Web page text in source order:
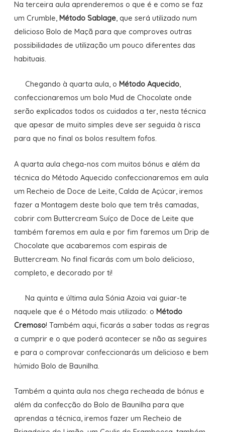
Na terceira aula aprenderemos o que é e como se faz
um Crumble, Método Sablage, que será utilizado num
delicioso Bolo de Maçã para que comproves outras
possibilidades de utilização um pouco diferentes das
habituais.
Chegando à quarta aula, o Método Aquecido,
confeccionaremos um bolo Mud de Chocolate onde
serão explicados todos os cuidados a ter, nesta técnica
que apesar de muito simples deve ser seguida à risca
para que no final os bolos resultem fofos.
A quarta aula chega-nos com muitos bónus e além da
técnica do Método Aquecido confeccionaremos em aula
um Recheio de Doce de Leite, Calda de Açúcar, iremos
fazer a Montagem deste bolo que tem três camadas,
cobrir com Buttercream Suíço de Doce de Leite que
também faremos em aula e por fim faremos um Drip de
Chocolate que acabaremos com espirais de
Buttercream. No final ficarás com um bolo delicioso,
completo, e decorado por ti!
Na quinta e última aula Sónia Azoia vai guiar-te
naquele que é o Método mais utilizado: o Método
Cremoso! Também aqui, ficarás a saber todas as regras
a cumprir e o que poderá acontecer se não as seguires
e para o comprovar confeccionarás um delicioso e bem
húmido Bolo de Baunilha.
Também a quinta aula nos chega recheada de bónus e
além da confecção do Bolo de Baunilha para que
aprendas a técnica, iremos fazer um Recheio de